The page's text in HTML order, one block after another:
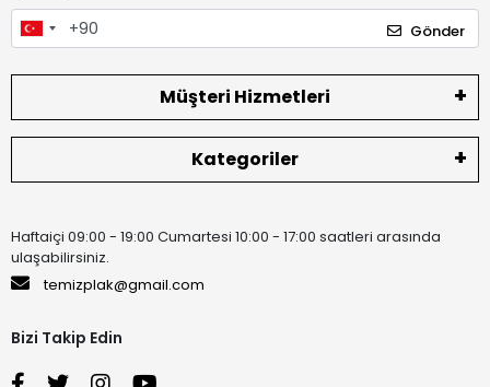
Gönder
Müşteri Hizmetleri
Kategoriler
Haftaiçi 09:00 - 19:00 Cumartesi 10:00 - 17:00 saatleri arasında
ulaşabilirsiniz.
temizplak@gmail.com
Bizi Takip Edin